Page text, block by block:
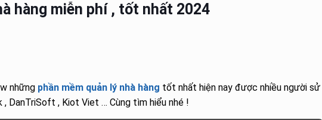
hàng miễn phí , tốt nhất 2024
những phần mềm quản lý nhà hàng tốt nhất hiện nay được nhiều người sử
, DanTriSoft , Kiot Viet … Cùng tìm hiểu nhé !